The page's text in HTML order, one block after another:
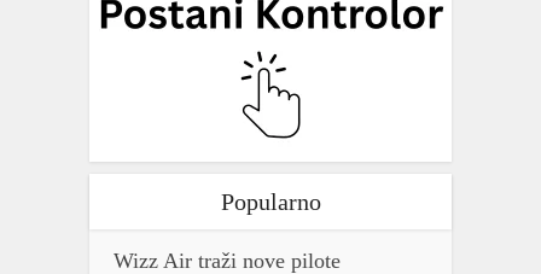
Popularno
Wizz Air traži nove pilote